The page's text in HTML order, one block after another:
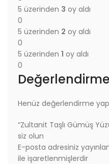
5 üzerinden 3 oy aldı
0
5 üzerinden 2 oy aldı
0
5 üzerinden 1 oy aldı
0
Henüz değerlendirme
“Zultanit Taşlı Gümüş
siz olun
E-posta adresiniz
ile işaretlenmişlerdir